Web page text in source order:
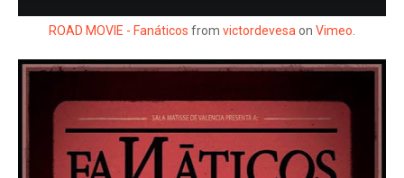
ROAD MOVIE - Fanáticos from victordevesaon Vimeo.